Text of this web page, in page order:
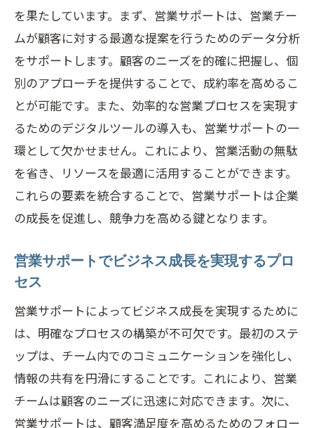
を果たしています。まず、営業サポートは、営業チー
ムが顧客に対する最適な提案を行うためのデータ分析
をサポートします。顧客のニーズを的確に把握し、個
別のアプローチを提供することで、成約率を高めるこ
とが可能です。また、効率的な営業プロセスを実現す
るためのデジタルツールの導入も、営業サポートの一
環として欠かせません。これにより、営業活動の無駄
を省き、リソースを最適に活用することができます。
これらの要素を統合することで、営業サポートは企業
の成長を促進し、競争力を高める鍵となります。
営業サポートでビジネス成長を実現するプロ
セス
営業サポートによってビジネス成長を実現するために
は、明確なプロセスの構築が不可欠です。最初のステ
ップは、チーム内でのコミュニケーションを強化し、
情報の共有を円滑にすることです。これにより、営業
チームは顧客のニーズに迅速に対応できます。次に、
営業サポートは、顧客満足度を高めるためのフォロー